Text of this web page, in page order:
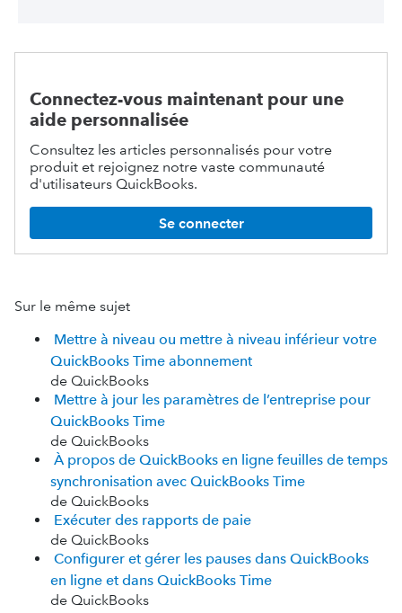
Connectez-vous maintenant pour une
aide personnalisée
Consultez les articles personnalisés pour votre
produit et rejoignez notre vaste communauté
d'utilisateurs QuickBooks.
Se connecter
Sur le même sujet
Mettre à niveau ou mettre à niveau inférieur votre
QuickBooks Time abonnement
de QuickBooks
Mettre à jour les paramètres de l’entreprise pour
QuickBooks Time
de QuickBooks
À propos de QuickBooks en ligne feuilles de temps
synchronisation avec QuickBooks Time
de QuickBooks
Exécuter des rapports de paie
de QuickBooks
Configurer et gérer les pauses dans QuickBooks
en ligne et dans QuickBooks Time
de QuickBooks